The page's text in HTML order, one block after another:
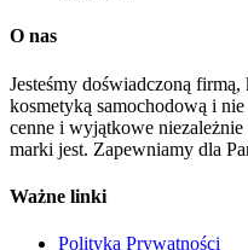
O nas
Jesteśmy doświadczoną
kosmetyką samochodową i
cenne i wyjątkowe
marki jest. Zapewniamy dla
Ważne linki
Polityka Prywatności